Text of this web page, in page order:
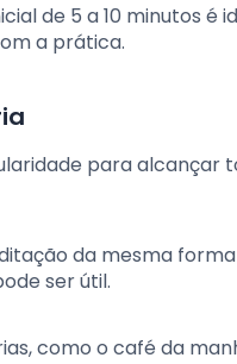
de 5 a 10 minutos é
a prática.
para alcançar
da mesma
ser útil.
como o café da